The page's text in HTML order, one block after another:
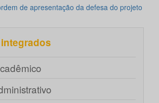
de apresentação da defesa do projeto